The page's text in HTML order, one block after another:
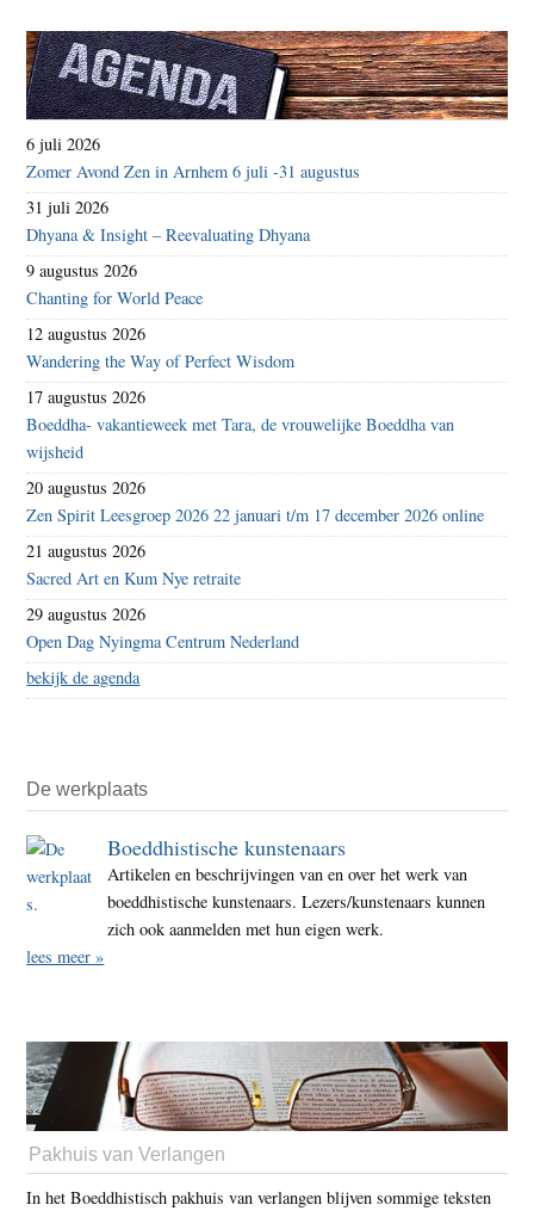
6 juli 2026
Zomer Avond Zen in Arnhem 6 juli -31 augustus
31 juli 2026
Dhyana & Insight – Reevaluating Dhyana
9 augustus 2026
Chanting for World Peace
12 augustus 2026
Wandering the Way of Perfect Wisdom
17 augustus 2026
Boeddha- vakantieweek met Tara, de vrouwelijke Boeddha van
wijsheid
20 augustus 2026
Zen Spirit Leesgroep 2026 22 januari t/m 17 december 2026 online
21 augustus 2026
Sacred Art en Kum Nye retraite
29 augustus 2026
Open Dag Nyingma Centrum Nederland
bekijk de agenda
De werkplaats
Boeddhistische kunstenaars
Artikelen en beschrijvingen van en over het werk van
boeddhistische kunstenaars. Lezers/kunstenaars kunnen
zich ook aanmelden met hun eigen werk.
lees meer »
Pakhuis van Verlangen
In het Boeddhistisch pakhuis van verlangen blijven sommige teksten